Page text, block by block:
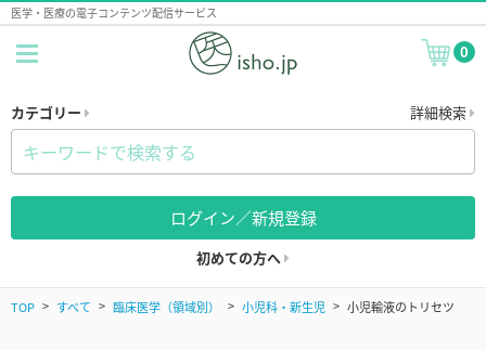
医学・医療の電子コンテンツ配信サービス
0
カテゴリー 詳細検索
ログイン／新規登録
初めての方へ
TOP すべて 臨床医学（領域別） 小児科・新生児 小児輸液のトリセツ